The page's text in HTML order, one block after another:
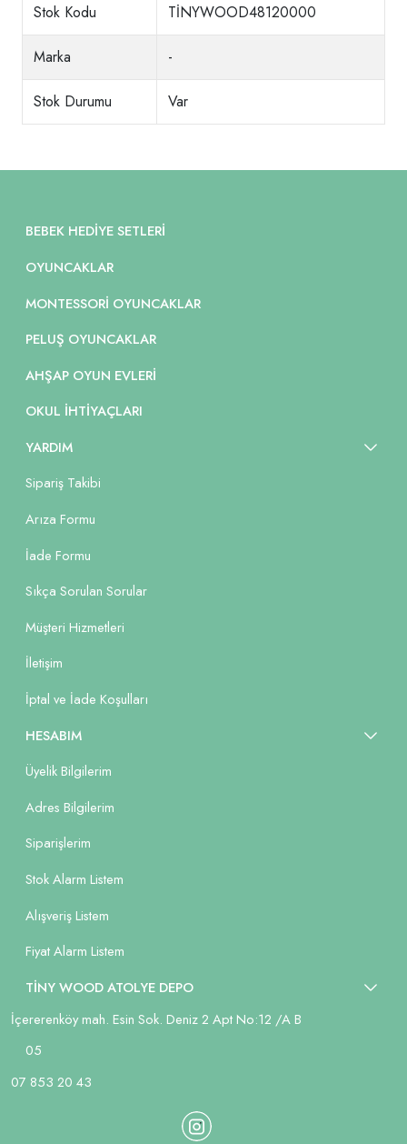
Stok Kodu TİNYWOOD48120000
Marka -
Stok Durumu Var
BEBEK HEDIYE SETLERI
OYUNCAKLAR
MONTESSORI OYUNCAKLAR
PELUŞ OYUNCAKLAR
AHŞAP OYUN EVLERI
OKUL İHTIYAÇLARI
YARDIM
Sipariş Takibi
Arıza Formu
İade Formu
Sıkça Sorulan Sorular
Müşteri Hizmetleri
İletişim
İptal ve İade Koşulları
HESABIM
Üyelik Bilgilerim
Adres Bilgilerim
Siparişlerim
Stok Alarm Listem
Alışveriş Listem
Fiyat Alarm Listem
TİNY WOOD ATOLYE DEPO
İçererenköy mah. Esin Sok. Deniz 2 Apt No:12 /A B
05
07 853 20 43